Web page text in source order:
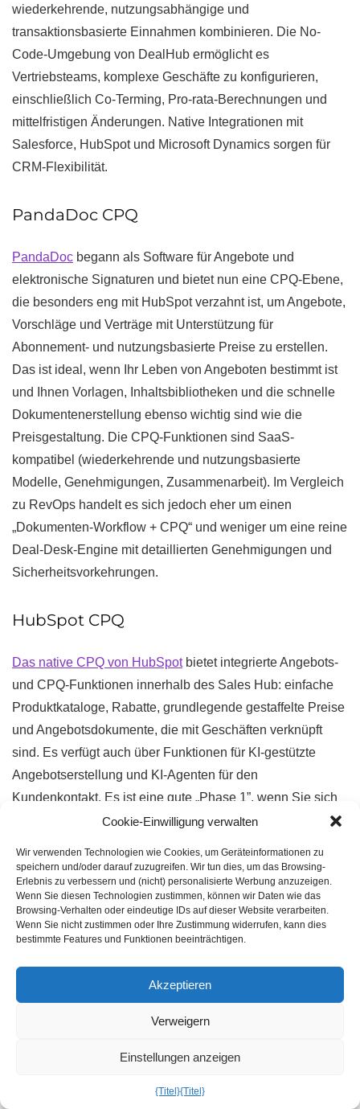
Cookie-Einwilligung verwalten
Wir verwenden Technologien wie Cookies, um Geräteinformationen zu
speichern und/oder darauf zuzugreifen. Wir tun dies, um das Browsing-
Erlebnis zu verbessern und (nicht) personalisierte Werbung anzuzeigen.
Wenn Sie diesen Technologien zustimmen, können wir Daten wie das
Browsing-Verhalten oder eindeutige IDs auf dieser Website verarbeiten.
Wenn Sie nicht zustimmen oder Ihre Zustimmung widerrufen, kann dies
bestimmte Features und Funktionen beeinträchtigen.
Akzeptieren
Verweigern
Einstellungen anzeigen
{Titel}{Titel}
wiederkehrende, nutzungsabhängige und
transaktionsbasierte Einnahmen kombinieren. Die No-
Code-Umgebung von DealHub ermöglicht es
Vertriebsteams, komplexe Geschäfte zu konfigurieren,
einschließlich Co-Terming, Pro-rata-Berechnungen und
mittelfristigen Änderungen. Native Integrationen mit
Salesforce, HubSpot und Microsoft Dynamics sorgen für
CRM-Flexibilität.
PandaDoc CPQ
PandaDoc begann als Software für Angebote und
elektronische Signaturen und bietet nun eine CPQ-Ebene,
die besonders eng mit HubSpot verzahnt ist, um Angebote,
Vorschläge und Verträge mit Unterstützung für
Abonnement- und nutzungsbasierte Preise zu erstellen.
Das ist ideal, wenn Ihr Leben von Angeboten bestimmt ist
und Ihnen Vorlagen, Inhaltsbibliotheken und die schnelle
Dokumentenerstellung ebenso wichtig sind wie die
Preisgestaltung. Die CPQ-Funktionen sind SaaS-
kompatibel (wiederkehrende und nutzungsbasierte
Modelle, Genehmigungen, Zusammenarbeit). Im Vergleich
zu RevOps handelt es sich jedoch eher um einen
„Dokumenten-Workflow + CPQ“ und weniger um eine reine
Deal-Desk-Engine mit detaillierten Genehmigungen und
Sicherheitsvorkehrungen.
HubSpot CPQ
Das native CPQ von HubSpotbietet integrierte Angebots-
und CPQ-Funktionen innerhalb des Sales Hub: einfache
Produktkataloge, Rabatte, grundlegende gestaffelte Preise
und Angebotsdokumente, die mit Geschäften verknüpft
sind. Es verfügt auch über Funktionen für KI-gestützte
Angebotserstellung und KI-Agenten für den
Kundenkontakt. Es ist eine gute „Phase 1”, wenn Sie sich
in der Anfangsphase befinden und eine möglichst einfache
hinzuzufügen. Sie erhalten grundlegende SaaS-
Angebotserstellung, werden jedoch schnell die Grenzen
bei komplexen Ramp-ups, Genehmigungen, rechtlichen
Hindernissen und Nutzungsgebühren spüren – genau die
Zuora CPQ
entwickeltes Tool. Es verwaltet Abonnements,
nutzungsbasierte Preise, Dienstleistungen und einmalige